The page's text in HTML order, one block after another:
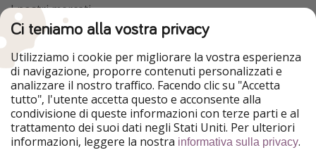
I nostri mercati
HolidayPirates
VakantiePiraten
WakacyjniPiraci
Ferienpiraten
Urlaubspiraten
Urlaubspiraten
ViajerosPiratas
TravelPirates
Il nostro gruppo
HolidayPirates Group
Ci teniamo alla vostra privacy
Utilizziamo i cookie per migliorare la vostra esperienza
di navigazione, proporre contenuti personalizzati e
analizzare il nostro traffico. Facendo clic su "Accetta
tutto", l'utente accetta questo e acconsente alla
condivisione di queste informazioni con terze parti e al
trattamento dei suoi dati negli Stati Uniti. Per ulteriori
informazioni, leggere la nostra informativa sulla privacy.